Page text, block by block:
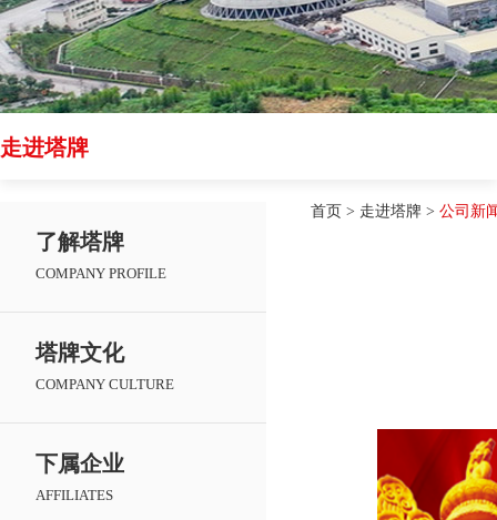
走进塔牌
了解塔牌
COMPANY PROFILE
塔牌文化
COMPANY CULTURE
下属企业
AFFILIATES
首页 > 走进塔牌 > 公司新